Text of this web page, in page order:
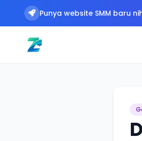
Punya website SMM baru